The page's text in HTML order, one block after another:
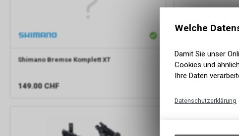
Shimano Bremse Komplett XT
149.00 CHF
Shimano
SLX BR-M7100 mit
Welche
Damit Sie unser
Cookies und
Ihre Daten
Datenschutzerklärung